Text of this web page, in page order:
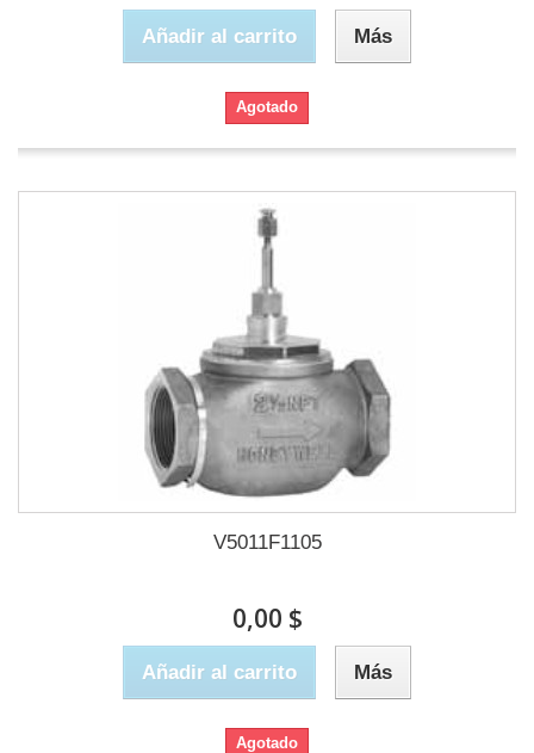
Añadir al carrito Más
Agotado
V5011F1105
0,00 $
Añadir al carrito Más
Agotado